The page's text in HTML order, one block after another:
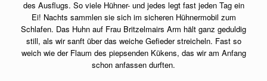
des Ausflugs. So viele Hühner- und jedes legt fast jeden Tag ein
Ei! Nachts sammlen sie sich im sicheren Hühnermobil zum
Schlafen. Das Huhn auf Frau Britzelmairs Arm hält ganz geduldig
still, als wir sanft über das weiche Gefieder streicheln. Fast so
weich wie der Flaum des piepsenden Kükens, das wir am Anfang
schon anfassen durften.